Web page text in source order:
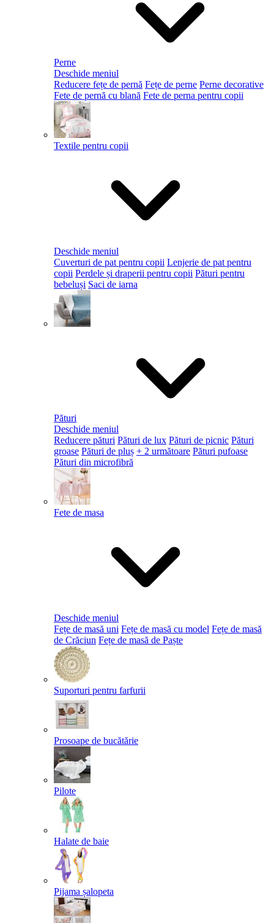
Perne
Deschide meniul
Reducere fețe de pernă Fețe de perne Perne decorative
Fete de pernă cu blană Fete de perna pentru copii
Textile pentru copii
Deschide meniul
Cuverturi de pat pentru copii Lenjerie de pat pentru
copii Perdele și draperii pentru copii Pături pentru
bebeluși Saci de iarna
Pături
Deschide meniul
Reducere pături Pături de lux Pături de picnic Pături
groase Pături de pluș + 2 următoare Pături pufoase
Pături din microfibră
Fete de masa
Deschide meniul
Fețe de masă uni Fețe de masă cu model Fețe de masă
de Crăciun Fețe de masă de Paște​
Suporturi pentru farfurii
Prosoape de bucătărie
Pilote
Halate de baie
Pijama șalopeta